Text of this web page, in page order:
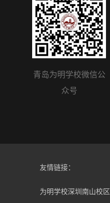
青岛为明学校微信公
众号
友情链接：
为明学校深圳南山校区